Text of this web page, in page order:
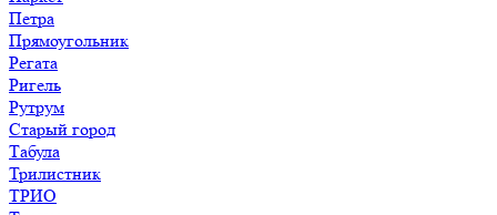
Петра
Прямоугольник
Регата
Ригель
Рутрум
Старый город
Табула
Трилистник
ТРИО